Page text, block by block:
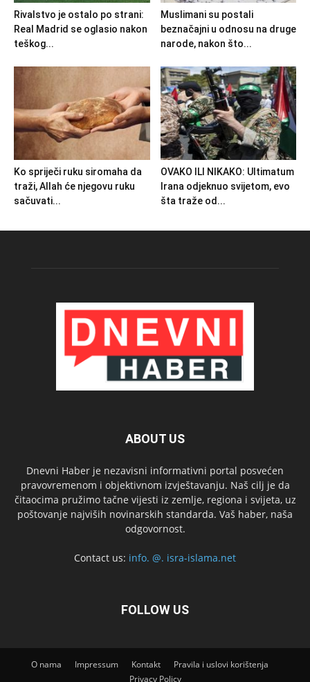
Rivalstvo je ostalo po strani:
Real Madrid se oglasio nakon
teškog...
Muslimani su postali
beznačajni u odnosu na druge
narode, nakon što...
Ko spriječi ruku siromaha da
traži, Allah će njegovu ruku
sačuvati...
OVAKO ILI NIKAKO: Ultimatum
Irana odjeknuo svijetom, evo
šta traže od...
ABOUT US
Dnevni Haber je nezavisni informativni portal posvećen
pravovremenom i objektivnom izvještavanju. Naš cilj je da
čitaocima pružimo tačne vijesti iz zemlje, regiona i svijeta, uz
poštovanje najviših novinarskih standarda. Vaš haber, naša
odgovornost.
Contact us: info. @. isra-islama.net
FOLLOW US
O nama Impressum Kontakt
Pravila i uslovi korištenja
Privacy Policy